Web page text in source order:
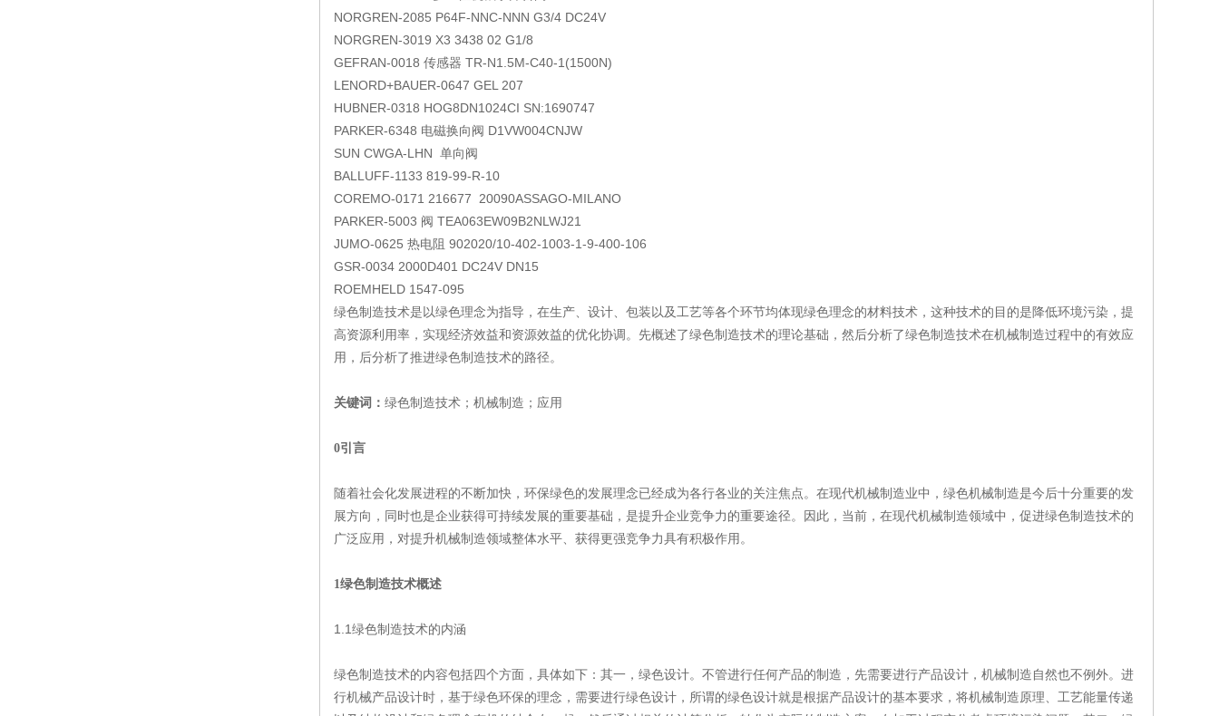
NORGREN-2085 P64F-NNC-NNN G3/4 DC24V
NORGREN-3019 X3 3438 02 G1/8
GEFRAN-0018 传感器 TR-N1.5M-C40-1(1500N)
LENORD+BAUER-0647 GEL 207
HUBNER-0318 HOG8DN1024CI SN:1690747
PARKER-6348 电磁换向阀 D1VW004CNJW
SUN CWGA-LHN 单向阀
BALLUFF-1133 819-99-R-10
COREMO-0171 216677 20090ASSAGO-MILANO
PARKER-5003 阀 TEA063EW09B2NLWJ21
JUMO-0625 热电阻 902020/10-402-1003-1-9-400-106
GSR-0034 2000D401 DC24V DN15
ROEMHELD 1547-095
绿色制造技术是以绿色理念为指导，在生产、设计、包装以及工艺等各个环节均体现绿色理念的材料技术，这种技术的目的是降低环境污染，提
高资源利用率，实现经济效益和资源效益的优化协调。先概述了绿色制造技术的理论基础，然后分析了绿色制造技术在机械制造过程中的有效应
用，后分析了推进绿色制造技术的路径。
关键词： 绿色制造技术；机械制造；应用
0引言
随着社会化发展进程的不断加快，环保绿色的发展理念已经成为各行各业的关注焦点。在现代机械制造业中，绿色机械制造是今后十分重要的发
展方向，同时也是企业获得可持续发展的重要基础，是提升企业竞争力的重要途径。因此，当前，在现代机械制造领域中，促进绿色制造技术的
广泛应用，对提升机械制造领域整体水平、获得更强竞争力具有积极作用。
1绿色制造技术概述
1.1绿色制造技术的内涵
绿色制造技术的内容包括四个方面，具体如下：其一，绿色设计。不管进行任何产品的制造，先需要进行产品设计，机械制造自然也不例外。进
行机械产品设计时，基于绿色环保的理念，需要进行绿色设计，所谓的绿色设计就是根据产品设计的基本要求，将机械制造原理、工艺能量传递